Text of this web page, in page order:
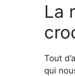
La
Tout
qui